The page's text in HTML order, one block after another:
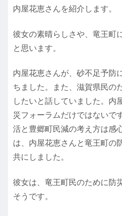
内屋花恵さんを紹介します。
彼女の素晴らしさや、竜王町
と思います。
内屋花恵さんが、砂不足予防
ちました。また、滋賀県民の
したいと話していました。内
災フォーラムだけではないで
活と豊郷町民減の考え方は感
は、内屋花恵さんと竜王町の
共にしました。
彼女は、竜王町民のために防
そうです。